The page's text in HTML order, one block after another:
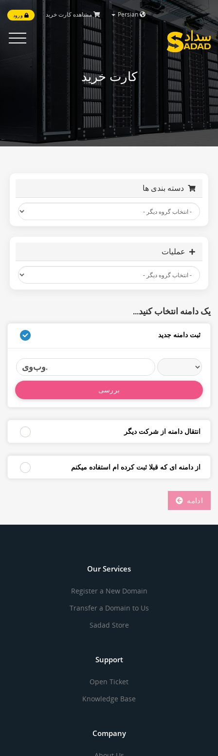
Persian مشاهده کارت خرید ورود
Toggle
کارت خرید
دسته بندی ها
عملیات
یک دامنه انتخاب کنید...
ثبت دامنه جدید
وب‌وی.
بررسی
انتقال دامنه از شرکت دیگر
از دامنه ای که قبلا ثبت کرده ام استفاده میکنم
ادامه
Our Services
Register a New Domain
Transfer a Domain to Us
Sadad Store
Support
Open Ticket
Knowledge Base
Company